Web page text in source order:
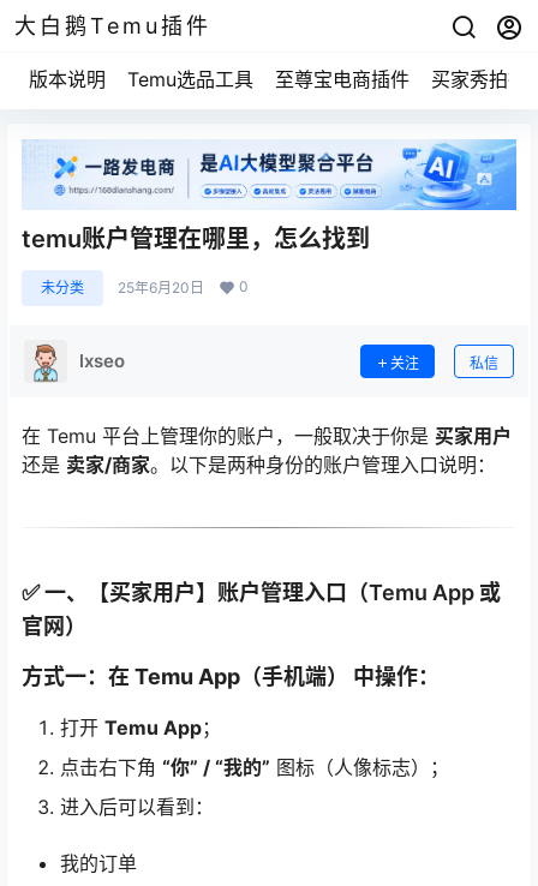
大白鹅Temu插件
版本说明 Temu选品工具 至尊宝电商插件 买家秀拍摄
temu账户管理在哪里，怎么找到
未分类 25年6月20日 0
lxseo 关注 私信
在 Temu 平台上管理你的账户，一般取决于你是 买家用户
还是 卖家/商家。以下是两种身份的账户管理入口说明：
✅ 一、【买家用户】账户管理入口（Temu App 或
官网）
方式一：在 Temu App（手机端） 中操作：
打开 Temu App；
点击右下角 “你” / “我的” 图标（人像标志）；
进入后可以看到：
我的订单